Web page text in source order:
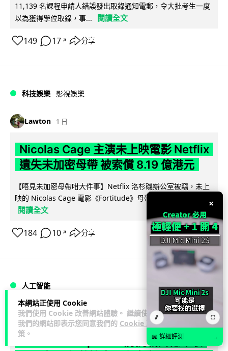
本網站正使用 Cookie
我們使用 Cookie 改善網站體驗。 繼續使用
我們的網站即表示您同意我們的 Cookie 政
策 。
11,139 名課程申請人錯誤發出取錄通知電郵，令大批考生一度
以為獲得學位取錄，事...
閱讀全文
149 17 ↗ 分享
科技娛樂 影視娛樂
Lawton 1 日
Nicolas Cage 主演未上映電影 Netflix
遺失未加密母帶 被索償 8.19 億港元
【唔見未加密母帶咁大件事】Netflix 洛杉磯辦公室被竊，未上
映的 Nicolas Cage 電影《Fortitude》母帶亦告失蹤。電影...
閱讀全文
184 10 ↗ 分享
人工智能
Vin 1 日
Elon Musk: SpaceX 將挑戰萬億年收
×
🎵 ⛶
📖 詳細評測 →